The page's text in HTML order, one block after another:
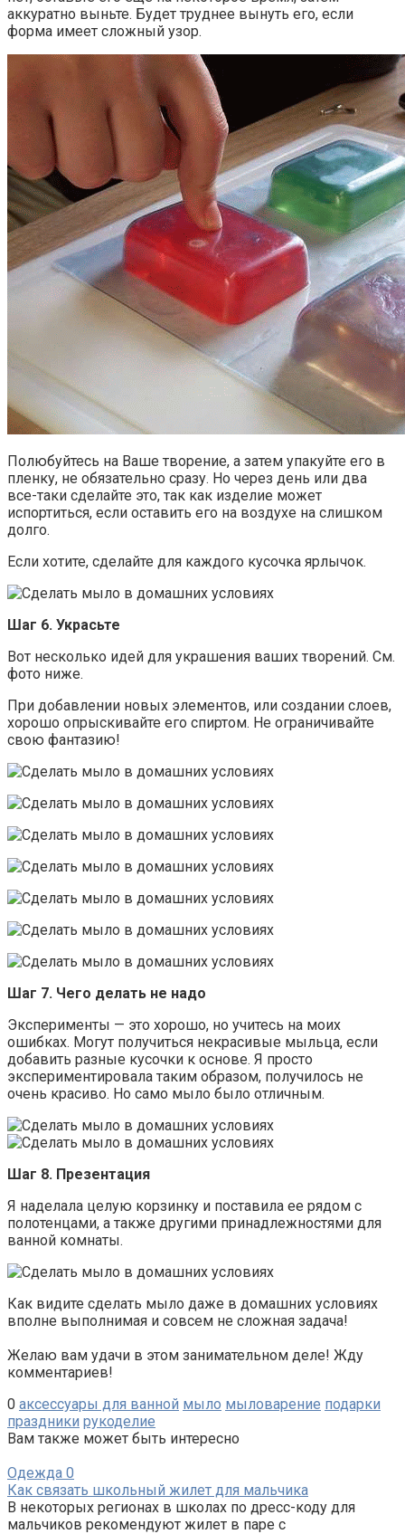
аккуратно выньте. Будет труднее вынуть его, если
форма имеет сложный узор.
Полюбуйтесь на Ваше творение, а затем упакуйте его в
пленку, не обязательно сразу. Но через день или два
все-таки сделайте это, так как изделие может
испортиться, если оставить его на воздухе на слишком
долго.
Если хотите, сделайте для каждого кусочка ярлычок.
Шаг 6. Украсьте
Вот несколько идей для украшения ваших творений. См.
фото ниже.
При добавлении новых элементов, или создании слоев,
хорошо опрыскивайте его спиртом. Не ограничивайте
свою фантазию!
Шаг 7. Чего делать не надо
Эксперименты — это хорошо, но учитесь на моих
ошибках. Могут получиться некрасивые мыльца, если
добавить разные кусочки к основе. Я просто
экспериментировала таким образом, получилось не
очень красиво. Но само мыло было отличным.
Шаг 8. Презентация
Я наделала целую корзинку и поставила ее рядом с
полотенцами, а также другими принадлежностями для
ванной комнаты.
Как видите сделать мыло даже в домашних условиях
вполне выполнимая и совсем не сложная задача!
Желаю вам удачи в этом занимательном деле! Жду
комментариев!
0 аксессуары для ванной мыло мыловарение подарки
праздники рукоделие
Вам также может быть интересно
Одежда 0
Как связать школьный жилет для мальчика
В некоторых регионах в школах по дресс-коду для
мальчиков рекомендуют жилет в паре с